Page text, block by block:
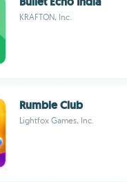
KRAFTON, Inc.
Rumble Club
Lightfox Games, Inc.